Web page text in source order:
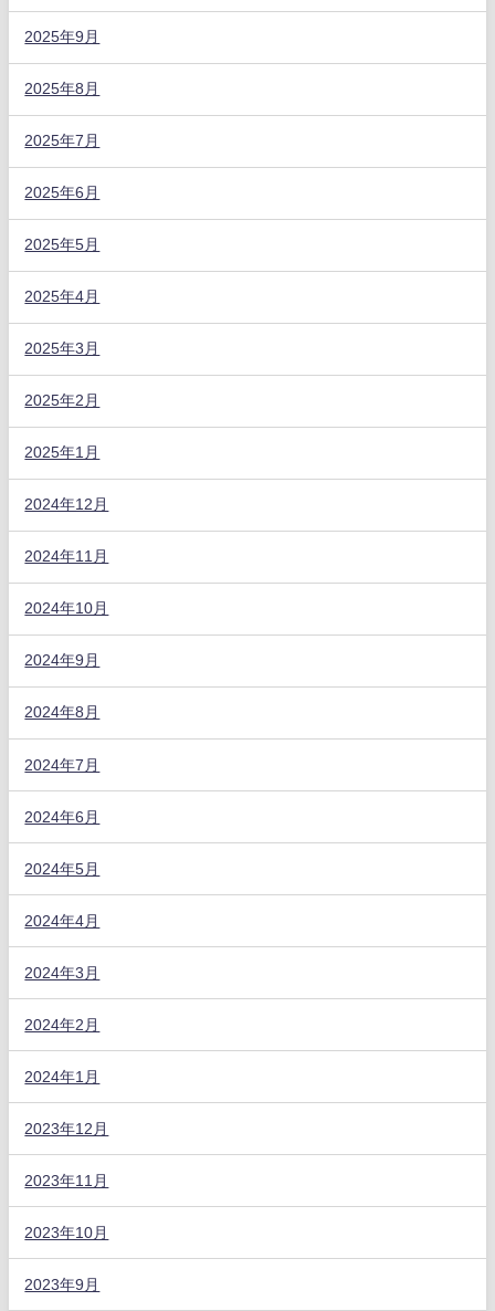
2025年9月
2025年8月
2025年7月
2025年6月
2025年5月
2025年4月
2025年3月
2025年2月
2025年1月
2024年12月
2024年11月
2024年10月
2024年9月
2024年8月
2024年7月
2024年6月
2024年5月
2024年4月
2024年3月
2024年2月
2024年1月
2023年12月
2023年11月
2023年10月
2023年9月